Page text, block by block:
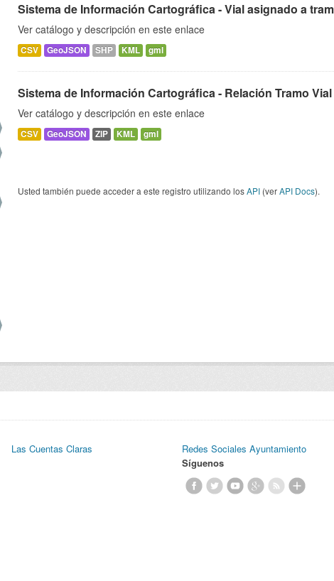
Sistema de Información Cartográfica - Vial asignado a
Ver catálogo y descripción en este enlace
CSV GeoJSON SHP KML gml
Sistema de Información Cartográfica - Relación Tramo Vial
Ver catálogo y descripción en este enlace
CSV GeoJSON ZIP KML gml
Usted también puede acceder a este registro utilizando losAPI (verAPI Docs).
Las Cuentas Claras
Redes Sociales Ayuntamiento
Síguenos